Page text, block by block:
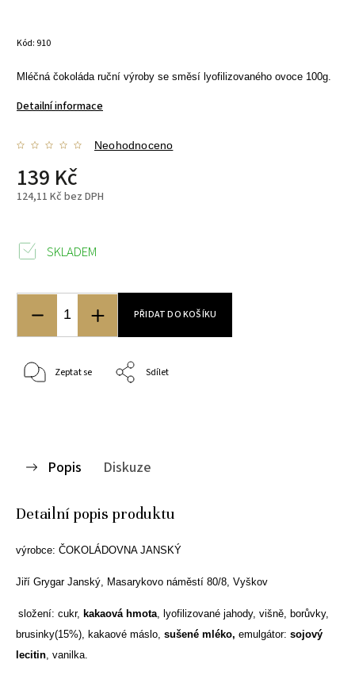
Kód: 910
Mléčná čokoláda ruční výroby se směsí lyofilizovaného ovoce 100g.
Detailní informace
Neohodnoceno
139 Kč
124,11 Kč bez DPH
SKLADEM
PŘIDAT DO KOŠÍKU
Zeptat se Sdílet
Popis Diskuze
Detailní popis produktu
výrobce: ČOKOLÁDOVNA JANSKÝ
Jiří Grygar Janský, Masarykovo náměstí 80/8, Vyškov
složení: cukr, kakaová hmota , lyofilizované jahody, višně, borůvky,
brusinky(15%), kakaové máslo, sušené mléko, emulgátor: sojový
lecitin , vanilka.